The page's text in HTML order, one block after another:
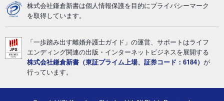
株式会社鎌倉新書は個人情報保護を目的にプライバシーマーク
を取得しています。
「一歩踏み出す離婚弁護士ガイド」の運営、サポートはライフ
エンディング関連の出版・インターネットビジネスを展開する
株式会社鎌倉新書（東証プライム上場、証券コード：6184） が
行っています。